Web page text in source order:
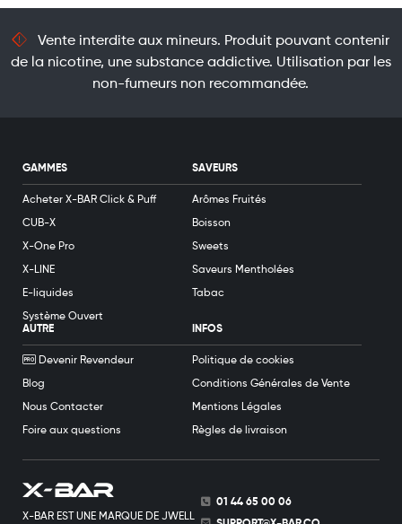
Vente interdite aux mineurs. Produit pouvant contenir
de la nicotine, une substance addictive. Utilisation par les
non-fumeurs non recommandée.
X-BAR EST UNE MARQUE DE JWELL
01 44 65 00 06
GAMMES
Acheter X-BAR Click & Puff
CUB-X
X-One Pro
X-LINE
E-liquides
Système Ouvert
SAVEURS
Arômes Fruités
Boisson
Sweets
Saveurs Mentholées
Tabac
AUTRE
Devenir Revendeur
Blog
Nous Contacter
Foire aux questions
INFOS
Politique de cookies
Conditions Générales de Vente
Mentions Légales
Règles de livraison